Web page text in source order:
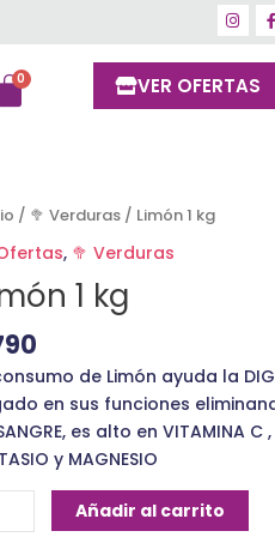
VER OFERTAS
/ 🥦 Verduras / Limón 1 kg
, 🥦 Verduras
1 kg
de Limón ayuda la
en sus funciones
es alto en VITAMINA C
y MAGNESIO
Añadir al carrito